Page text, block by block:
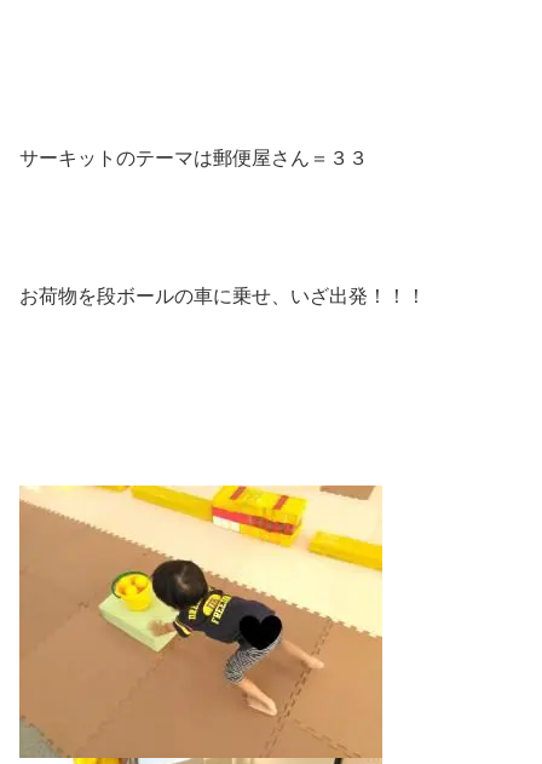
サーキットのテーマは郵便屋さん＝３３
お荷物を段ボールの車に乗せ、いざ出発！！！